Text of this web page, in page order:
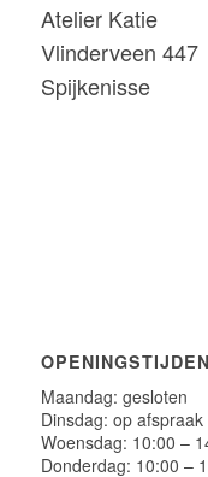
Atelier Katie
Vlinderveen 447
Spijkenisse
OPENINGSTIJDEN
Maandag: gesloten
Dinsdag: op afspraak
Woensdag: 10:00 –
Donderdag: 10:00 –